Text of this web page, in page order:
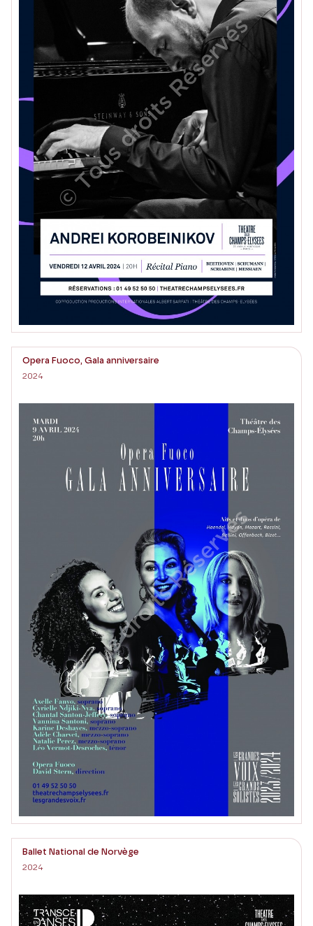
Opera Fuoco, Gala anniversaire
2024
Ballet National de Norvège
2024